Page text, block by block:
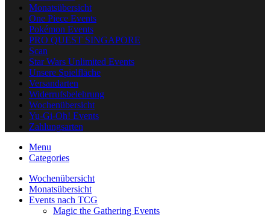
Monatsübersicht
One Piece Events
Pokémon Events
PRO QUEST SINGAPORE
Scan
Star Wars Unlimited Events
Unsere Spielfläche
Versandarten
Widerrufsbelehrung
Wochenübersicht
Yu-Gi-Oh! Events
Zahlungsarten
Menu
Categories
Wochenübersicht
Monatsübersicht
Events nach TCG
Magic the Gathering Events